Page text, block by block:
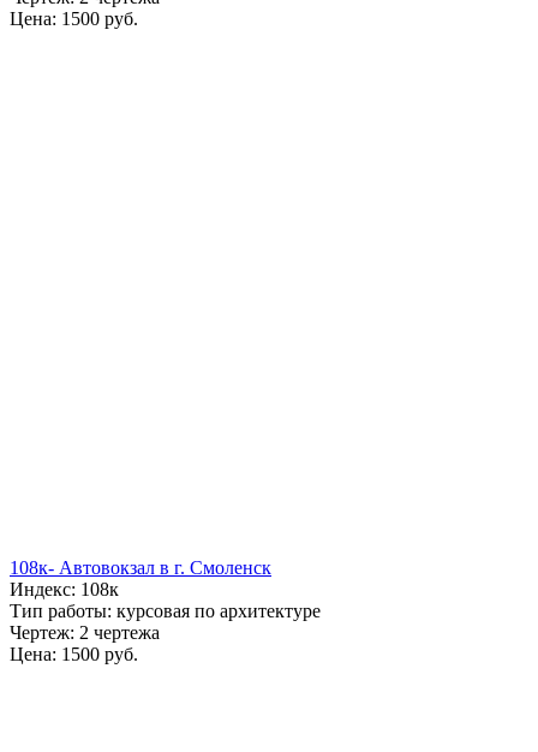
Цена: 1500 руб.
108к- Автовокзал в г. Смоленск
Индекс: 108к
Тип работы: курсовая по архитектуре
Чертеж: 2 чертежа
Цена: 1500 руб.